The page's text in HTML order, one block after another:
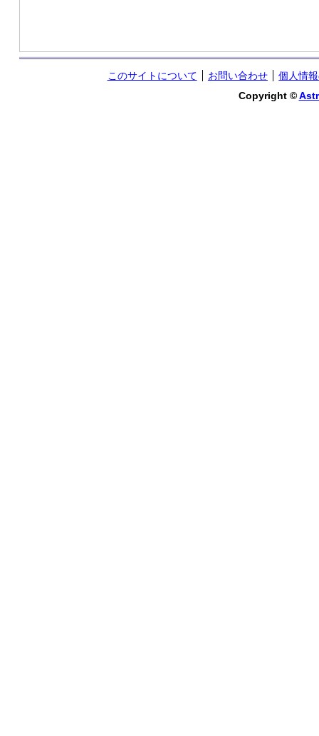
このサイトについて お問い合わせ
個人情
Copyright ©